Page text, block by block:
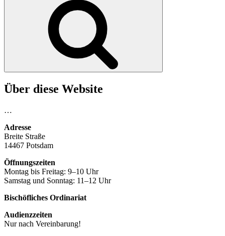
Über diese Website
…
Adresse
Breite Straße
14467 Potsdam
Öffnungszeiten
Montag bis Freitag: 9–10 Uhr
Samstag und Sonntag: 11–12 Uhr
Bischöfliches Ordinariat
Audienzzeiten
Nur nach Vereinbarung!